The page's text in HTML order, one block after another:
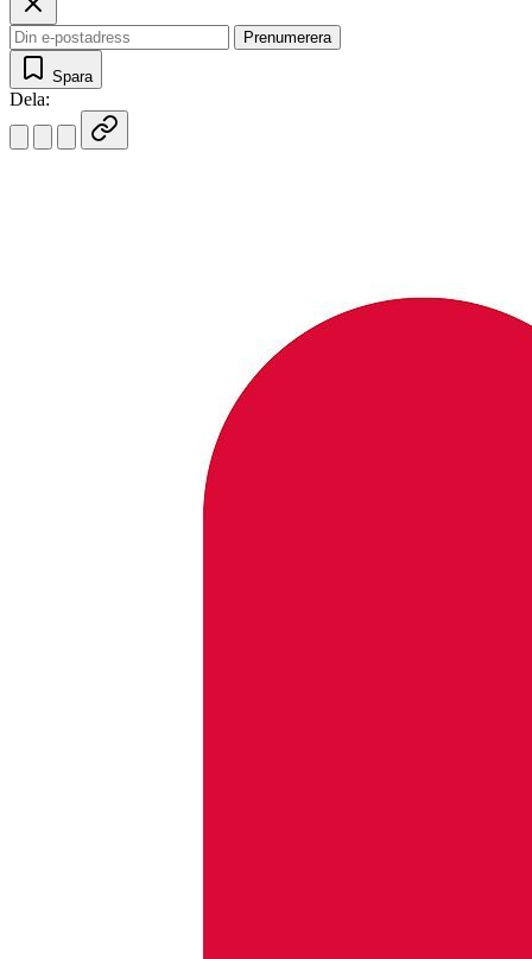
Prenumerera
Spara
Dela: